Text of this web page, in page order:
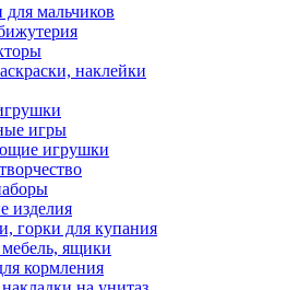
мальчиков
наклейки
игры
игрушки
изделия
горки для купания
ящики
кормления